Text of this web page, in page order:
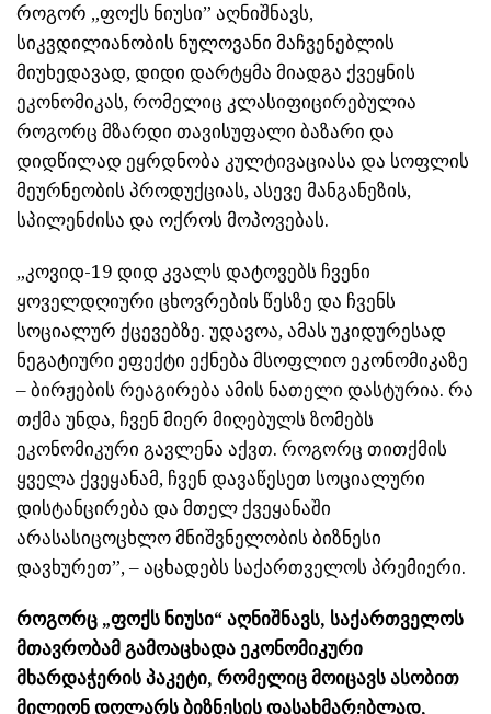
როგორ „ფოქს ნიუსი” აღნიშნავს,
სიკვდილიანობის ნულოვანი მაჩვენებლის
მიუხედავად, დიდი დარტყმა მიადგა ქვეყნის
ეკონომიკას, რომელიც კლასიფიცირებულია
როგორც მზარდი თავისუფალი ბაზარი და
დიდწილად ეყრდნობა კულტივაციასა და სოფლის
მეურნეობის პროდუქციას, ასევე მანგანეზის,
სპილენძისა და ოქროს მოპოვებას.
„კოვიდ-19 დიდ კვალს დატოვებს ჩვენი
ყოველდღიური ცხოვრების წესზე და ჩვენს
სოციალურ ქცევებზე. უდავოა, ამას უკიდურესად
ნეგატიური ეფექტი ექნება მსოფლიო ეკონომიკაზე
– ბირჟების რეაგირება ამის ნათელი დასტურია. რა
თქმა უნდა, ჩვენ მიერ მიღებულს ზომებს
ეკონომიკური გავლენა აქვთ. როგორც თითქმის
ყველა ქვეყანამ, ჩვენ დავაწესეთ სოციალური
დისტანცირება და მთელ ქვეყანაში
არასასიცოცხლო მნიშვნელობის ბიზნესი
დავხურეთ”, – აცხადებს საქართველოს პრემიერი.
როგორც „ფოქს ნიუსი“ აღნიშნავს, საქართველოს
მთავრობამ გამოაცხადა ეკონომიკური
მხარდაჭერის პაკეტი, რომელიც მოიცავს ასობით
მილიონ დოლარს ბიზნესის დასახმარებლად,